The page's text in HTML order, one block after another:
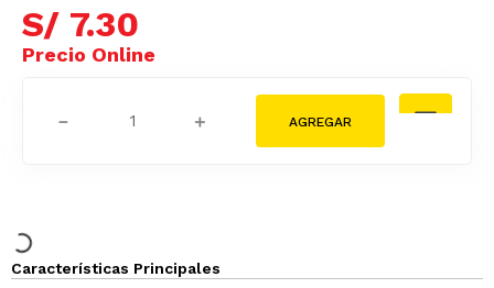
S/ 7.30
＋
－
Características Principales